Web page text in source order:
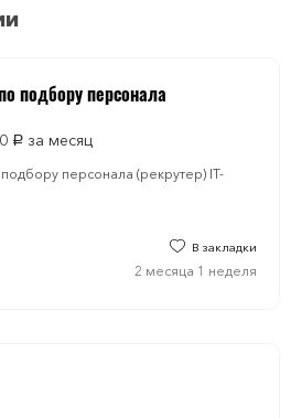
подбору персонала
руб. за месяц
персонала (рекрутер) IT-
В закладки
2 месяца 1 неделя